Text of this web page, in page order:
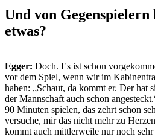
Und von Gegenspielern
etwas?
Egger: Doch. Es ist schon
vor dem Spiel, wenn wir im
haben: „Schaut, da kommt er. Der hat
der Mannschaft auch schon
90 Minuten spielen, das zehrt schon
versuche, mir das nicht mehr zu
kommt auch mittlerweile nur noch sehr